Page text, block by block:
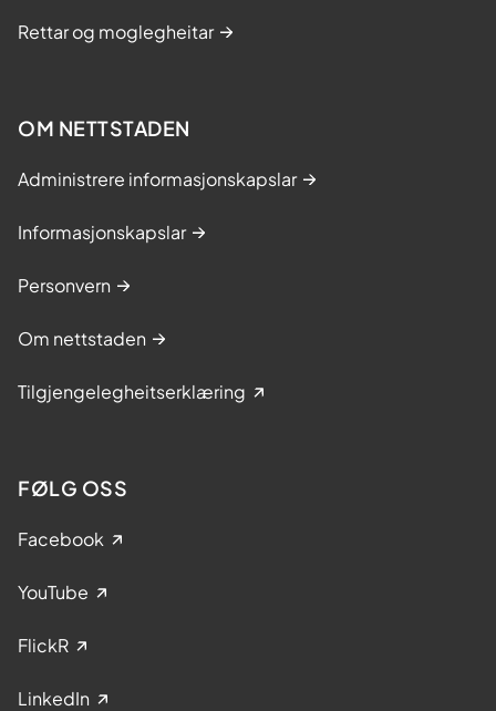
Rettar og moglegheitar
OM NETTSTADEN
Administrere informasjonskapslar
Informasjonskapslar
Personvern
Om nettstaden
Tilgjengelegheitserklæring
FØLG OSS
Facebook
YouTube
FlickR
LinkedIn